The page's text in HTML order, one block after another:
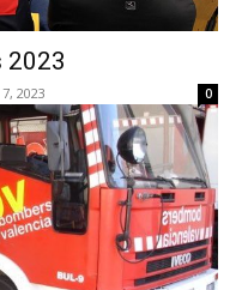
2023
2023 0